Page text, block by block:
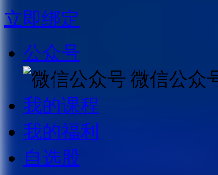
立即绑定
公众号
微信公众
我的课程
我的福利
自选股